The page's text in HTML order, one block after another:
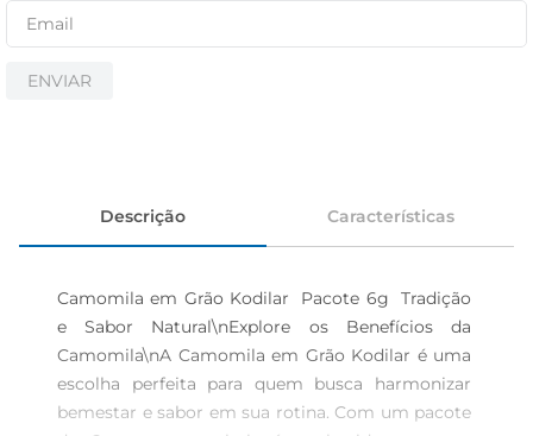
ENVIAR
Descrição Características
Camomila em Grão Kodilar  Pacote 6g  Tradição
e Sabor Natural\nExplore os Benefícios da
Camomila\nA Camomila em Grão Kodilar é uma
escolha perfeita para quem busca harmonizar
bemestar e sabor em sua rotina. Com um pacote